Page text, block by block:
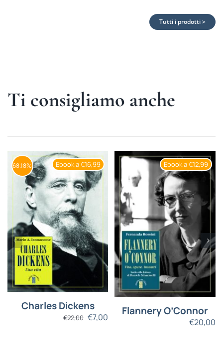
Tutti i prodotti >
Ti consigliamo anche
Ebook a €16,99
68.18%
Charles Dickens
€22,00 €7,00
Ebook a €12,99
Flannery O’Connor
€20,00